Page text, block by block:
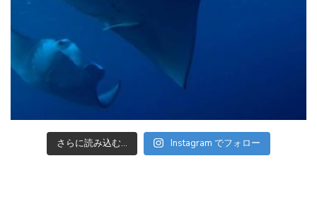
さらに読み込む... Instagram でフォロー